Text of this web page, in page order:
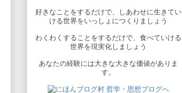
好きなことをするだけで、しあわせに生きてい
ける世界をいっしょにつくりましょう
わくわくすることをするだけで、食べていける
世界を現実化しましょう
あなたの経験には大きな大きな価値がありま
す。